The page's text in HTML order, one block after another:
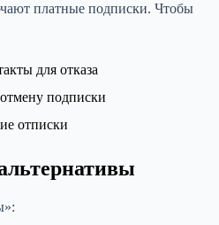
платные подписки. Чтобы
для отказа
подписки
отписки